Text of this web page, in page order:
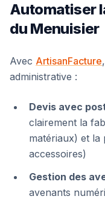
Automatiser
du Menuisier
Avec ArtisanFacture
administrative :
Devis avec
clairement la
matériaux) et la
accessoires)
Gestion des
avenants